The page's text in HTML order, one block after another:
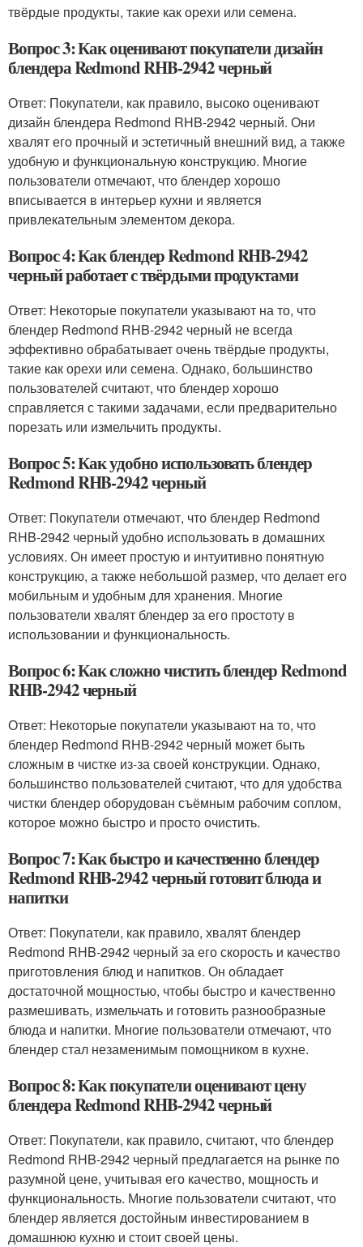
твёрдые продукты, такие как орехи или семена.
Вопрос 3: Как оценивают покупатели дизайн
блендера Redmond RHB-2942 черный
Ответ: Покупатели, как правило, высоко оценивают
дизайн блендера Redmond RHB-2942 черный. Они
хвалят его прочный и эстетичный внешний вид, а также
удобную и функциональную конструкцию. Многие
пользователи отмечают, что блендер хорошо
вписывается в интерьер кухни и является
привлекательным элементом декора.
Вопрос 4: Как блендер Redmond RHB-2942
черный работает с твёрдыми продуктами
Ответ: Некоторые покупатели указывают на то, что
блендер Redmond RHB-2942 черный не всегда
эффективно обрабатывает очень твёрдые продукты,
такие как орехи или семена. Однако, большинство
пользователей считают, что блендер хорошо
справляется с такими задачами, если предварительно
порезать или измельчить продукты.
Вопрос 5: Как удобно использовать блендер
Redmond RHB-2942 черный
Ответ: Покупатели отмечают, что блендер Redmond
RHB-2942 черный удобно использовать в домашних
условиях. Он имеет простую и интуитивно понятную
конструкцию, а также небольшой размер, что делает его
мобильным и удобным для хранения. Многие
пользователи хвалят блендер за его простоту в
использовании и функциональность.
Вопрос 6: Как сложно чистить блендер Redmond
RHB-2942 черный
Ответ: Некоторые покупатели указывают на то, что
блендер Redmond RHB-2942 черный может быть
сложным в чистке из-за своей конструкции. Однако,
большинство пользователей считают, что для удобства
чистки блендер оборудован съёмным рабочим соплом,
которое можно быстро и просто очистить.
Вопрос 7: Как быстро и качественно блендер
Redmond RHB-2942 черный готовит блюда и
напитки
Ответ: Покупатели, как правило, хвалят блендер
Redmond RHB-2942 черный за его скорость и качество
приготовления блюд и напитков. Он обладает
достаточной мощностью, чтобы быстро и качественно
размешивать, измельчать и готовить разнообразные
блюда и напитки. Многие пользователи отмечают, что
блендер стал незаменимым помощником в кухне.
Вопрос 8: Как покупатели оценивают цену
блендера Redmond RHB-2942 черный
Ответ: Покупатели, как правило, считают, что блендер
Redmond RHB-2942 черный предлагается на рынке по
разумной цене, учитывая его качество, мощность и
функциональность. Многие пользователи считают, что
блендер является достойным инвестированием в
домашнюю кухню и стоит своей цены.